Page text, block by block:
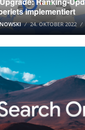
implementiert
24. OKTOBER 2022